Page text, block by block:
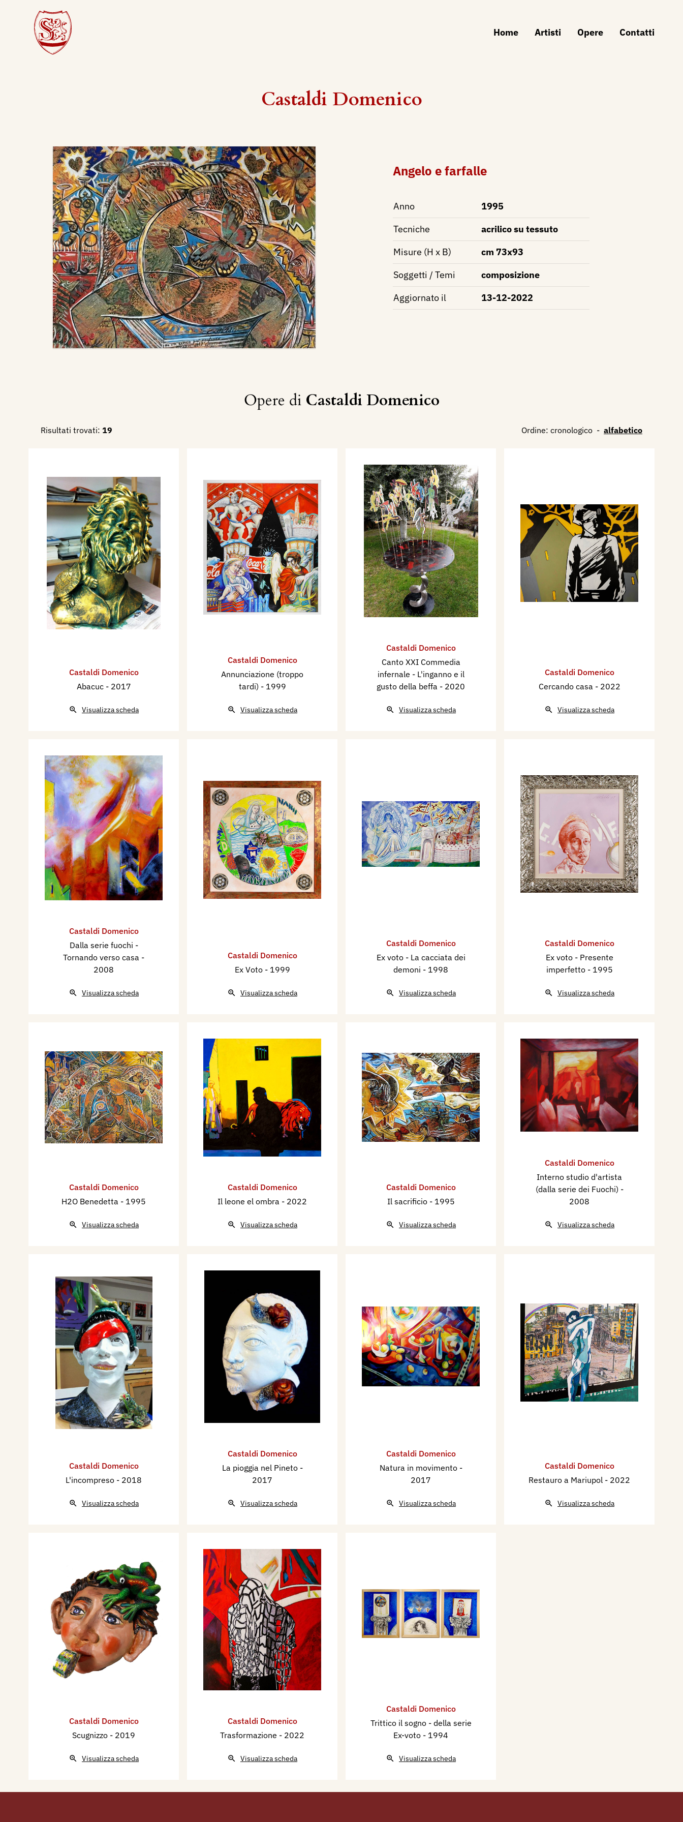
Home Artisti Opere Contatti
Castaldi Domenico
Angelo e farfalle
Anno
1995
Tecniche
acrilico su tessuto
Misure (H x B)
cm 73x93
Soggetti / Temi
composizione
Aggiornato il
13-12-2022
Opere di Castaldi Domenico
Risultati trovati: 19 Ordine: cronologico - alfabetico
Castaldi Domenico
Abacuc - 2017
Visualizza scheda
Castaldi Domenico
Annunciazione (troppo
tardi) - 1999
Visualizza scheda
Castaldi Domenico
Canto XXI Commedia
infernale - L'inganno e il
gusto della beffa - 2020
Visualizza scheda
Castaldi Domenico
Cercando casa - 2022
Visualizza scheda
Castaldi Domenico
Dalla serie fuochi -
Tornando verso casa -
2008
Visualizza scheda
Castaldi Domenico
Ex Voto - 1999
Visualizza scheda
Castaldi Domenico
Ex voto - La cacciata dei
demoni - 1998
Visualizza scheda
Castaldi Domenico
Ex voto - Presente
imperfetto - 1995
Visualizza scheda
Castaldi Domenico
H2O Benedetta - 1995
Visualizza scheda
Castaldi Domenico
Il leone el ombra - 2022
Visualizza scheda
Castaldi Domenico
Il sacrificio - 1995
Visualizza scheda
Castaldi Domenico
Interno studio d'artista
(dalla serie dei Fuochi) -
2008
Visualizza scheda
Castaldi Domenico
L'incompreso - 2018
Visualizza scheda
Castaldi Domenico
La pioggia nel Pineto -
2017
Visualizza scheda
Castaldi Domenico
Natura in movimento -
2017
Visualizza scheda
Castaldi Domenico
Restauro a Mariupol - 2022
Visualizza scheda
Castaldi Domenico
Scugnizzo - 2019
Visualizza scheda
Castaldi Domenico
Trasformazione - 2022
Visualizza scheda
Castaldi Domenico
Trittico il sogno - della serie
Ex-voto - 1994
Visualizza scheda